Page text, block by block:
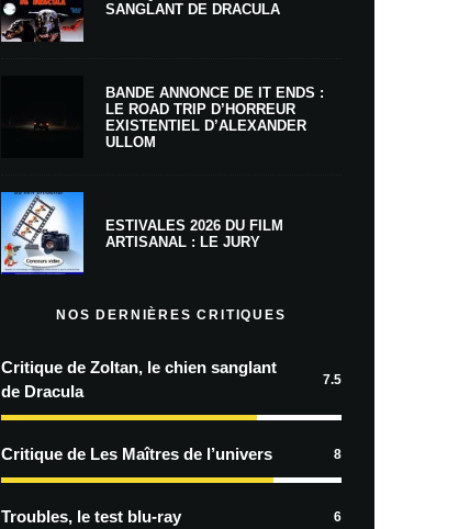
SANGLANT DE DRACULA
BANDE ANNONCE DE IT ENDS :
LE ROAD TRIP D’HORREUR
EXISTENTIEL D’ALEXANDER
ULLOM
ESTIVALES 2026 DU FILM
ARTISANAL : LE JURY
NOS DERNIÈRES CRITIQUES
Critique de Zoltan, le chien sanglant
de Dracula
7.5
Critique de Les Maîtres de l’univers 8
Troubles, le test blu-ray 6